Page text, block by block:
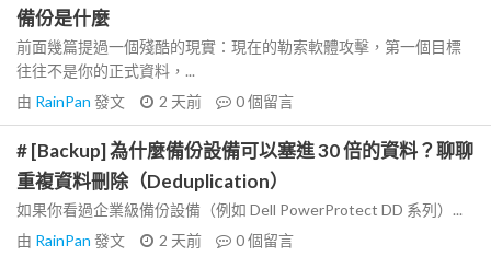
備份是什麼
前面幾篇提過一個殘酷的現實：現在的勒索軟體攻擊，第一個目標
往往不是你的正式資料，...
由 RainPan 發文 2 天前 0個留言
# [Backup] 為什麼備份設備可以塞進 30 倍的資料？聊聊
重複資料刪除（Deduplication）
如果你看過企業級備份設備（例如 Dell PowerProtect DD 系列）...
由 RainPan 發文 2 天前 0個留言